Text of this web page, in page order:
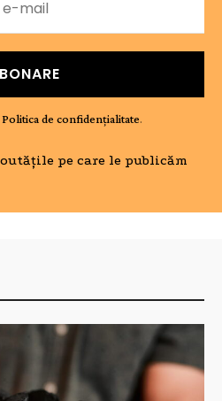
Politica de confidențialitate.
pe care le publicăm